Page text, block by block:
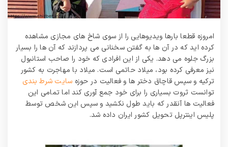
امروزه قطعا بارها ویدیوهایی را از سوی شاخ های مجازی مشاهده
کرده اید که در آن ها به گفتن سخنانی می پردازند که آن ها را بسیار
بزرگ جلوه می دهد. یکی از این افرادی که خود را صاحب استانبول
نیز معرفی کرده بود، میلاد حاتمی است. میلاد با مهاجرت به کشور
ترکیه و سپس قاچاق دختر ها و فعالیت در حوزه سایت شرط بندی
توانست ثروت بسیاری را برای خود جمع آوری کند اما تمامی این
فعالیت ها آنقدر که باید طول نکشید و سپس این شخص توسط
پلیس اینترپل تحویل کشور ایران داده شد.